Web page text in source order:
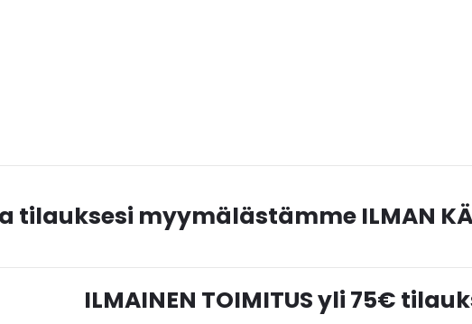
tilauksesi myymälästämme ILMAN
ILMAINEN TOIMITUS yli 75€